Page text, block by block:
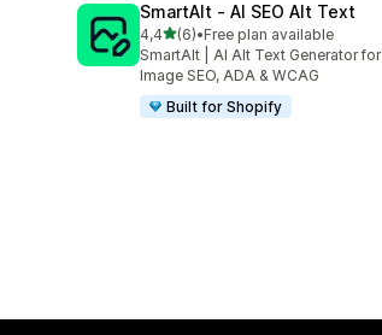
SmartAlt ‑ AI SEO Alt Text
4,4z 5 hvězd
(6)
Celkový počet recenzí: 6
•Free plan available
SmartAlt | AI Alt Text Generator for
Image SEO, ADA & WCAG
Built for Shopify